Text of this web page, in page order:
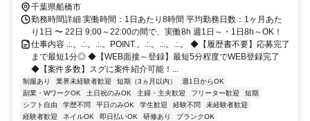
千葉県船橋市
勤務時間詳細 実働時間：1日あたり8時間 平均勤務日数：1ヶ月あた
り1日 〜 22日 9:00～22:00の間で、実働8h 週1日～・1日8h～OK！
仕事内容 .:.。.:.。.:.。POINT.。.:.。.:.。.:.。 ◆【履歴書不要】応募完了
まで最短1分◎ ◆【WEB面接～登録】最短5分程度でWEB登録完了
◆【案件多数】スグに案件紹介可能！...
制服あり 業界未経験者歓迎 短期（3ヵ月以内）
週1日からOK
副業・WワークOK
土日祝のみOK 主婦・主夫歓迎 フリーター歓迎
短期
シフト自由
学歴不問 平日のみOK 学生歓迎 経験不問
未経験者歓迎
経験者歓迎
ネイルOK 即日払いOK 研修あり ブランクOK